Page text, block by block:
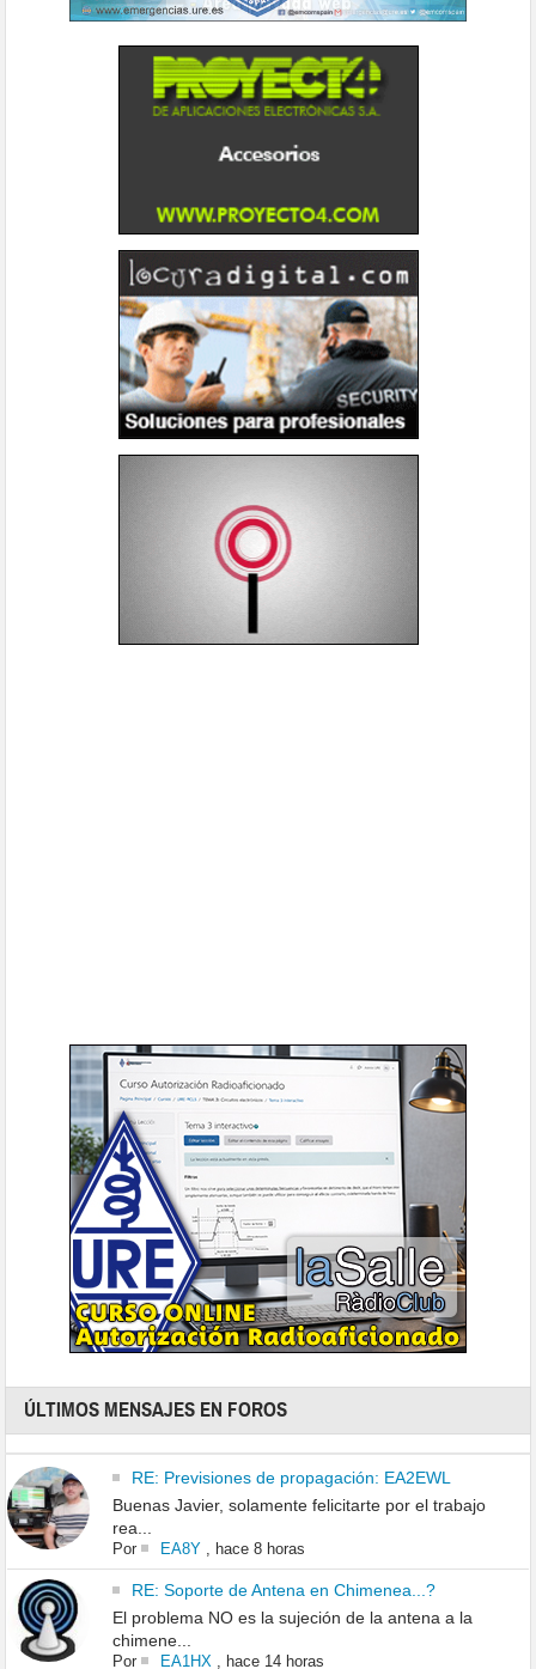
ÚLTIMOS MENSAJES EN FOROS
RE: Previsiones de propagación: EA2EWL
Buenas Javier, solamente felicitarte por el trabajo
rea...
Por EA8Y, hace 8 horas
RE: Soporte de Antena en Chimenea...?
El problema NO es la sujeción de la antena a la
chimene...
Por EA1HX hace 14 horas